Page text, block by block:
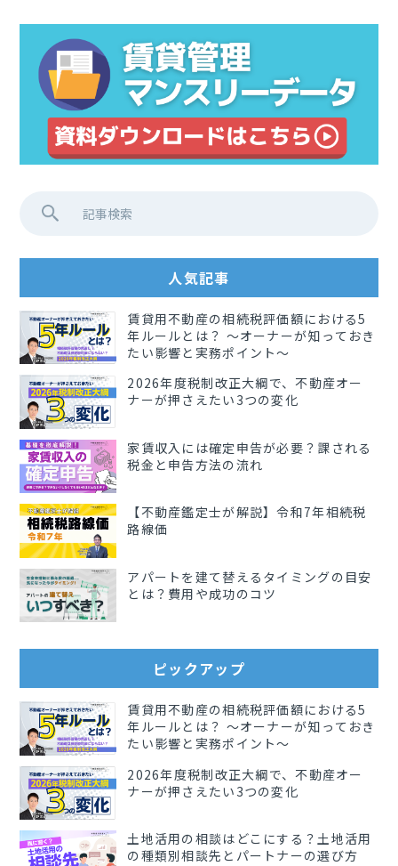
人気記事
賃貸用不動産の相続税評価額における5
年ルールとは？ 〜オーナーが知っておき
たい影響と実務ポイント〜
2026年度税制改正大綱で、不動産オー
ナーが押さえたい3つの変化
家賃収入には確定申告が必要？課される
税金と申告方法の流れ
【不動産鑑定士が解説】令和7年相続税
路線価
アパートを建て替えるタイミングの目安
とは？費用や成功のコツ
ピックアップ
賃貸用不動産の相続税評価額における5
年ルールとは？ 〜オーナーが知っておき
たい影響と実務ポイント〜
2026年度税制改正大綱で、不動産オー
ナーが押さえたい3つの変化
土地活用の相談はどこにする？土地活用
の種類別相談先とパートナーの選び方